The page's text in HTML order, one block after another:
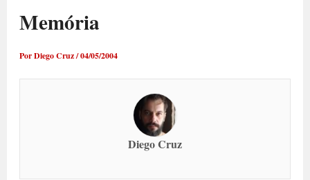
Memória
PorDiego Cruz/04/05/2004
Diego Cruz